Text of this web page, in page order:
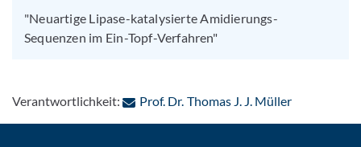
"Neuartige Lipase-katalysierte Amidierungs-
Sequenzen im Ein-Topf-Verfahren"
Verantwortlichkeit: Prof. Dr. Thomas J. J. Müller: Per E-Mail